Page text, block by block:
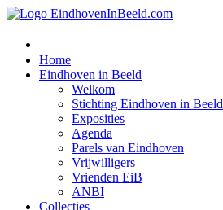
Home
Eindhoven in Beeld
Welkom
Stichting Eindhoven in Beeld
Exposities
Agenda
Parels van Eindhoven
Vrijwilligers
Vrienden EiB
ANBI
Collecties